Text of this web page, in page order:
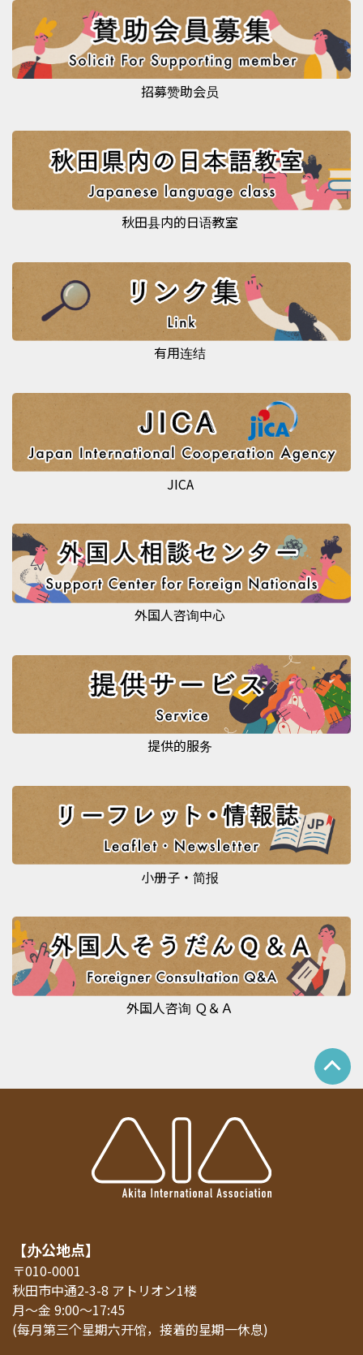
招募赞助会员
秋田县内的日语教室
有用连结
JICA
外国人咨询中心
提供的服务
小册子・简报
外国人咨询 Ｑ＆Ａ
【办公地点】
〒010-0001
秋田市中通2-3-8 アトリオン1楼
月～金 9:00～17:45
(每月第三个星期六开馆，接着的星期一休息)